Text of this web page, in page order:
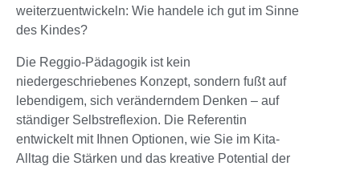
weiterzuentwickeln: Wie handele ich gut im Sinne
des Kindes?
Die Reggio-Pädagogik ist kein
niedergeschriebenes Konzept, sondern fußt auf
lebendigem, sich veränderndem Denken – auf
ständiger Selbstreflexion. Die Referentin
entwickelt mit Ihnen Optionen, wie Sie im Kita-
Alltag die Stärken und das kreative Potential der